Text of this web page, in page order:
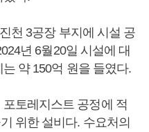
천 3공장 부지에 시설 공
년 6월20일 시설에 대
약 150억 원을 들였다.
토레지스트 공정에 적
위한 설비다. 수요처의